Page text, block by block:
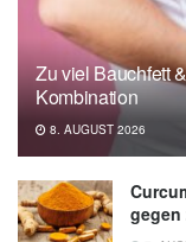
Age
Open,
Zu viel Bauchfett
Kombination
8. AUGUST 2026
gegen